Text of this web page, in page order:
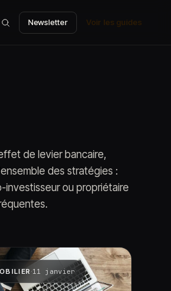
Newsletter Voir les guides
de levier bancaire,
des stratégies :
investisseur ou propriétaire
·11 janvier